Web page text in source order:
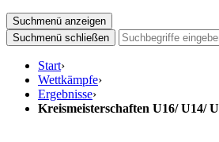
Suchmenü anzeigen
Suchmenü schließen
Start›
Wettkämpfe›
Ergebnisse›
Kreismeisterschaften U16/ U14/